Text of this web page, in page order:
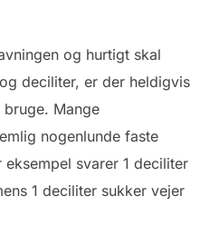
og hurtigt skal
deciliter, er der heldigvis
Mange
nogenlunde faste
svarer 1 deciliter
1 deciliter sukker vejer